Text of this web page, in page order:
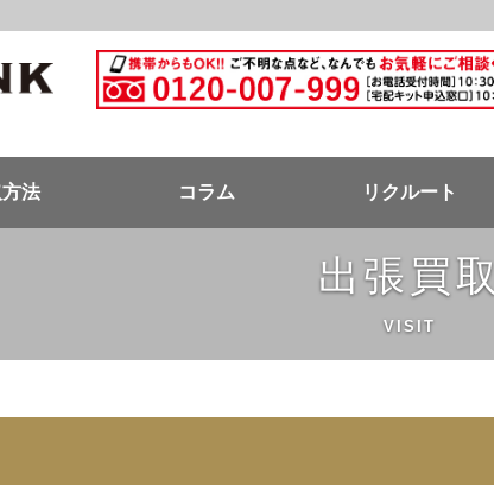
ブランドバンク公式ページ
法 コラム リクルート
出張買取
VISIT